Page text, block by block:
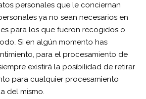
personales que le conciernan
ya no sean necesarios en
para los que fueron recogidos o
Si en algún momento has
para el procesamiento de
existirá la posibilidad de retirar
para cualquier procesamiento
del mismo.